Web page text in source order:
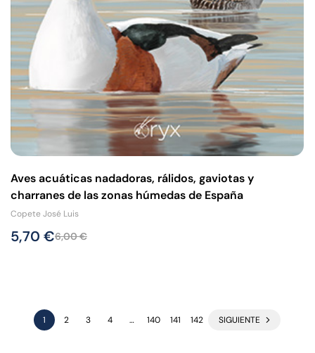
Aves acuáticas nadadoras, rálidos, gaviotas y
charranes de las zonas húmedas de España
Copete José Luis
6,00€
5,70 €
1 2 3 4 … 140 141 142 SIGUIENTE